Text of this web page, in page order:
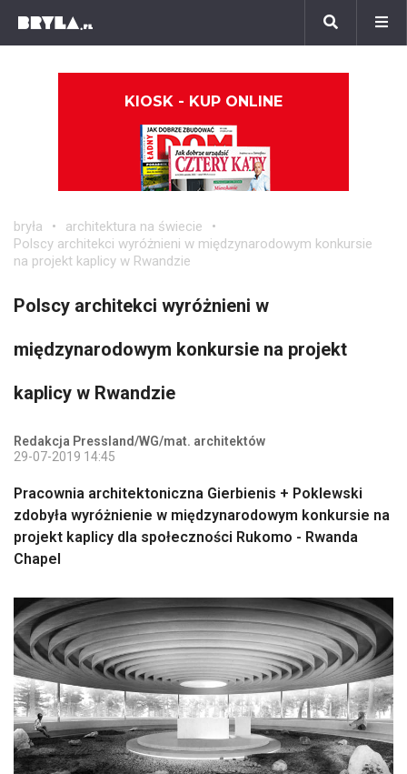
KIOSK - KUP ONLINE
bryła
architektura na świecie
Polscy architekci wyróżnieni w międzynarodowym konkursie
na projekt kaplicy w Rwandzie
Polscy architekci wyróżnieni w
międzynarodowym konkursie na projekt
kaplicy w Rwandzie
Redakcja Pressland/WG/mat. architektów
29-07-2019 14:45
Pracownia architektoniczna Gierbienis + Poklewski
zdobyła wyróżnienie w międzynarodowym konkursie na
projekt kaplicy dla społeczności Rukomo - Rwanda
Chapel